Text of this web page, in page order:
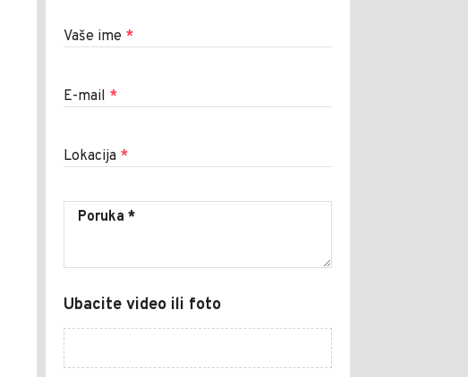
Vaše ime *
E-mail *
Lokacija *
Ubacite video ili foto